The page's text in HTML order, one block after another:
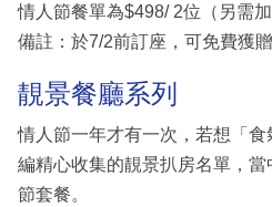
情人節餐單為$498/ 2位（另需加
備註：於7/2前訂座，可免費獲
靚景餐廳系列
情人節一年才有一次，若想「
編精心收集的靚景扒房名單，當
節套餐。